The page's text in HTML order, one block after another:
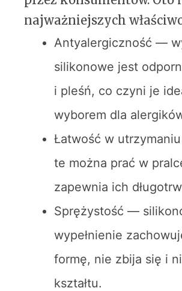
najważniejszych
Antyalergiczność —
silikonowe jest
i pleśń, co czyni je
wyborem dla
Łatwość w
te można prać w
zapewnia ich
Sprężystość —
wypełnienie
formę, nie zbija się i
kształtu.